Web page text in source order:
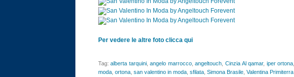
Per vedere le altre foto clicca qui
Tag:alberta tarquini,angelo marrocco,angeltouch ,Cinzia Al qamar, iper ortona
moda, ortona, san valentino in moda, sfilata, Simona Brasile, Valentina Primiterra